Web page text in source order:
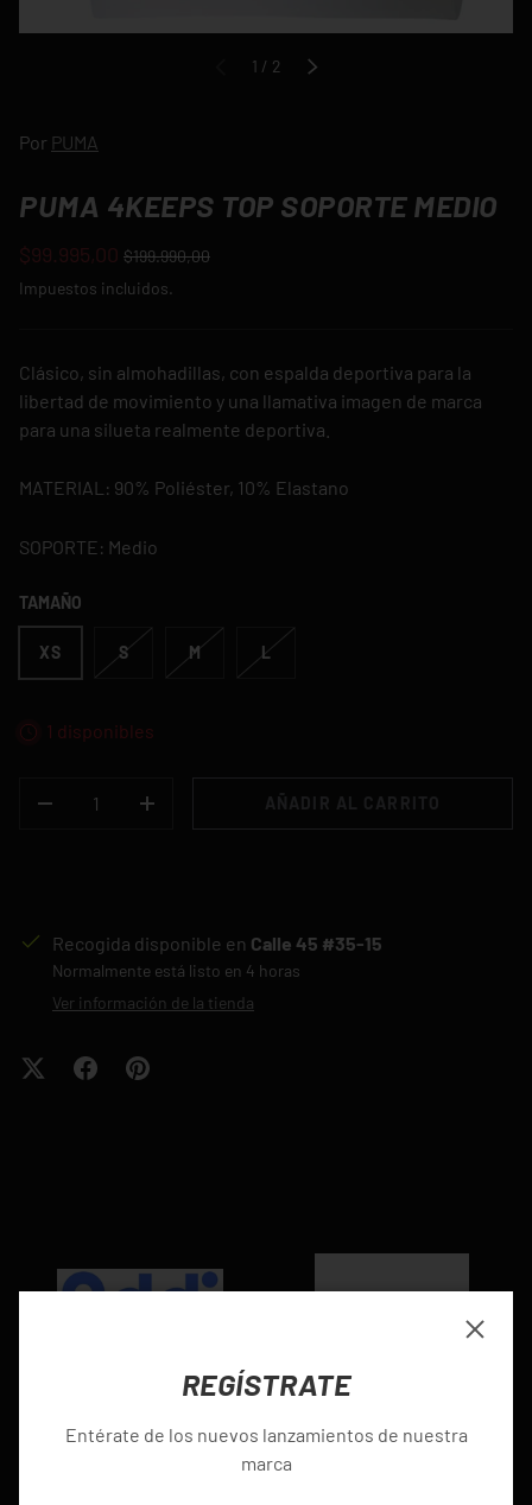
ANTERIOR
1 / de
2 SIGUIENTE
Por PUMA
PUMA 4KEEPS TOP SOPORTE MEDIO
$99.995,00 $199.990,00
Impuestos incluidos.
Clásico, sin almohadillas, con espalda deportiva para la
libertad de movimiento y una llamativa imagen de marca
para una silueta realmente deportiva.
MATERIAL: 90% Poliéster, 10% Elastano
SOPORTE: Medio
TAMAÑO
XS S M L
1 disponibles
+
AÑADIR AL CARRITO
Recogida disponible en Calle 45 #35-15
Normalmente está listo en 4 horas
Ver información de la tienda
REGÍSTRATE
Entérate de los nuevos lanzamientos de nuestra
marca
cuotas
seguro